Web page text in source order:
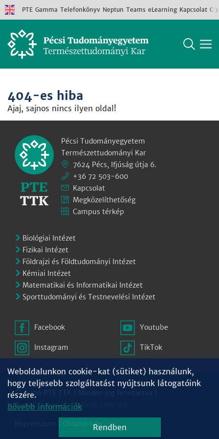
PTE Gamma Telefonkönyv Neptun Teams eLearning Kapcsolat
404-es hiba
Ajaj, sajnos nincs ilyen oldal!
Pécsi Tudományegyetem
Természettudományi Kar
7624 Pécs, Ifjúság útja 6.
+36 72 503-600
Kapcsolat
Megközelíthetőség
Campus térkép
Biológiai Intézet
Fizikai Intézet
Földrajzi és Földtudományi Intézet
Kémiai Intézet
Matematikai és Informatikai Intézet
Sporttudományi és Testnevelési Intézet
Facebook
Instagram
Youtube
TikTok
© 2026 PTE TTK | Minden jog fenntartva |
Ikonok:Freepikaflaticon.com
Oldaltérkép
Weboldalunkon cookie-kat (sütiket) használunk,
hogy teljesebb szolgáltatást nyújtsunk látogatóink
részére.
Bővebb információk
Rendben